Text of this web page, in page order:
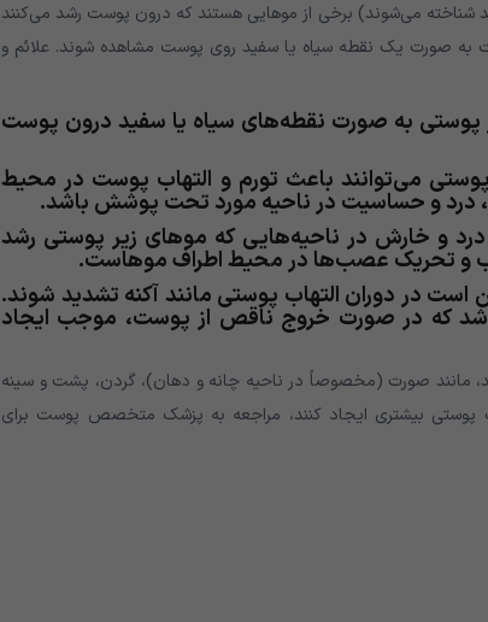
شناخته می‌شوند) برخی از موهایی هستند که درون پوست رشد می‌کنند
صورت یک نقطه سیاه یا سفید روی پوست مشاهده شوند. علائم و
پوستی به صورت نقطه‌های سیاه یا سفید درون پوست
پوستی می‌توانند باعث تورم و التهاب پوست در محیط
درد و حساسیت در ناحیه مورد تحت پوشش باشد.
و خارش در ناحیه‌هایی که موهای زیر پوستی رشد
و تحریک عصب‌ها در محیط اطراف موهاست.
در دوران التهاب پوستی مانند آکنه تشدید شوند.
باشد که در صورت خروج ناقص از پوست، موجب ایجاد
مانند صورت (مخصوصاً در ناحیه چانه و دهان)، گردن، پشت و سینه
بیشتری ایجاد کنند، مراجعه به پزشک متخصص پوست برای